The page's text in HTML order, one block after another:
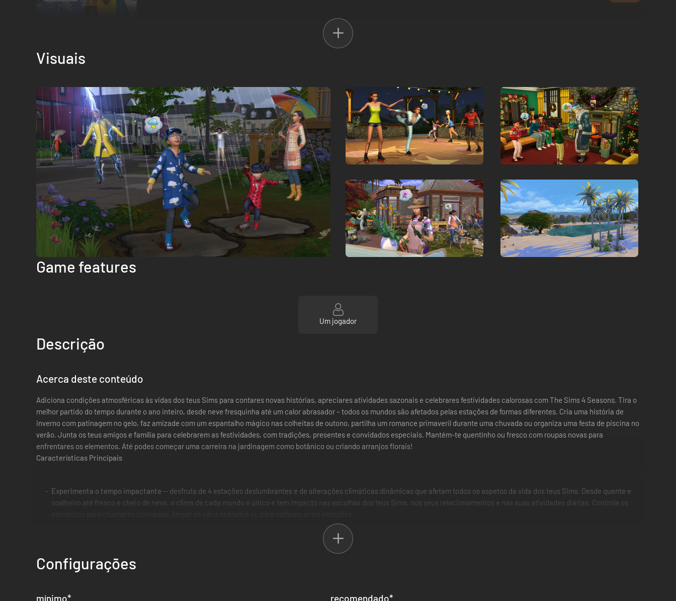
Visuais
Game features
Um jogador
Descrição
Acerca deste conteúdo
Adiciona condições atmosféricas às vidas dos teus Sims para contares novas histórias, apreciares atividades sazonais e celebrares festividades calorosas com The Sims 4 Seasons. Tira o
melhor partido do tempo durante o ano inteiro, desde neve fresquinha até um calor abrasador – todos os mundos são afetados pelas estações de formas diferentes. Cria uma história de
inverno com patinagem no gelo, faz amizade com um espantalho mágico nas colheitas de outono, partilha um romance primaveril durante uma chuvada ou organiza uma festa de piscina no
verão. Junta os teus amigos e família para celebrarem as festividades, com tradições, presentes e convidados especiais. Mantém-te quentinho ou fresco com roupas novas para
enfrentares os elementos. Até podes começar uma carreira na jardinagem como botânico ou criando arranjos florais!
Características Principais
Experimenta o tempo impactante — desfruta de 4 estações deslumbrantes e de alterações climáticas dinâmicas que afetam todos os aspetos da vida dos teus Sims. Desde quente e
soalheiro até fresco e cheio de neve, o clima de cada mundo é único e tem impacto nas escolhas dos teus Sims, nos seus relacionamentos e nas suas atividades diárias. Controla os
— atividades anuais proporcionam formas divertidas de apreciar as estações. Agasalha-te para fazeres um boneco de neve com os teus amigos,
faz anjinhos na neve ou faz truques incríveis no ringue de patinagem. Veste um impermeável para chapinhares durante um chuvisco primaveril e explora o mundo lá fora para ganhares
distintivos como escoteiro. Veste os Sims com novos fatos de banho para se refrescarem no borrifador ou para brincarem na piscina das crianças. Apanha o mel no outono, brinca com
as folhas ou põe os Sims crianças a fazerem trabalhos manuais para as festividades.
Celebra os feriados
— decora a tua casa e reúne os Sims para celebrarem as queridas tradições das festividades. Recebe o ano novo com uma celebração, aprecia encontro romântico
Configurações
mínimo* recomendado*